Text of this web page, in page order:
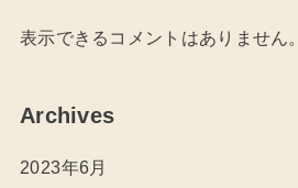
表示できるコメントはありません。
Archives
2023年6月